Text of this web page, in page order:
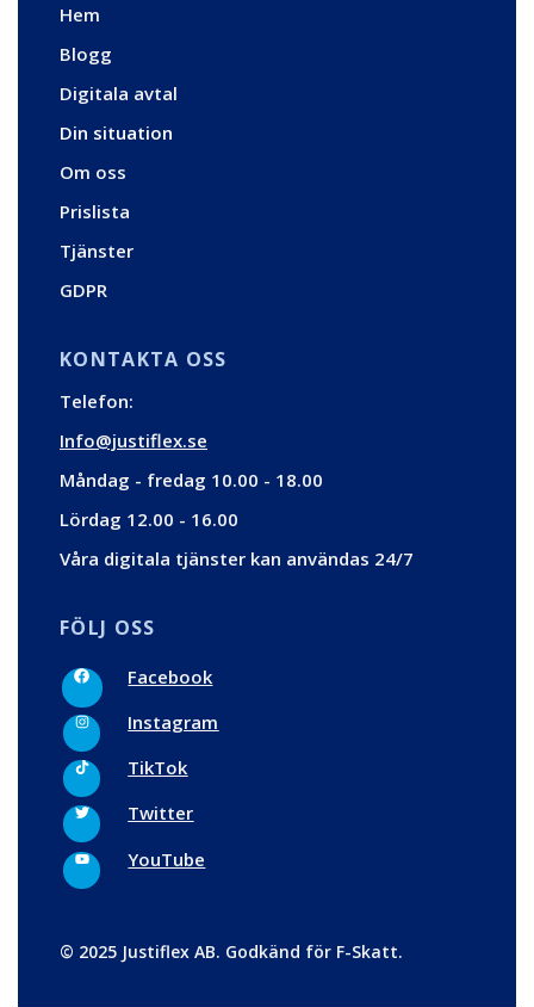
Hem
Blogg
Digitala avtal
Din situation
Om oss
Prislista
Tjänster
GDPR
KONTAKTA OSS
Telefon:
Info@justiflex.se
Måndag - fredag 10.00 - 18.00
Lördag 12.00 - 16.00
Våra digitala tjänster kan användas 24/7
FÖLJ OSS
F
a
e
b
o
k
Facebook
I
n
t
a
r
a
Instagram
T
i
t
o
TikTok
T
w
t
t
r
Twitter
Y
o
t
YouTube
© 2025 Justiflex AB. Godkänd för F-Skatt.